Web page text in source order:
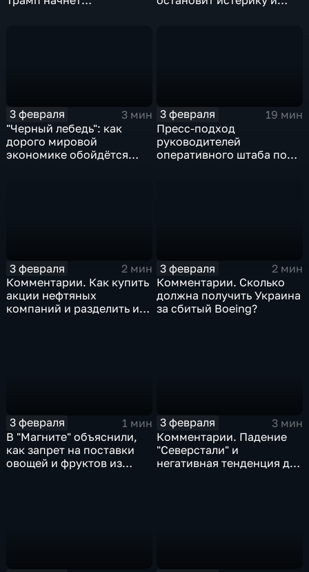
3 февраля
3 мин
"Черный лебедь": как
дорого мировой
экономике обойдётся
3 февраля
19 мин
Пресс-подход
руководителей
оперативного штаба по
3 февраля
2 мин
Комментарии. Как купить
акции нефтяных
компаний и разделить их
3 февраля
2 мин
Комментарии. Сколько
должна получить Украина
за сбитый Boeing?
3 февраля
1 мин
В "Магните" объяснили,
как запрет на поставки
овощей и фруктов из
3 февраля
3 мин
Комментарии. Падение
"Северстали" и
негативная тенденция для